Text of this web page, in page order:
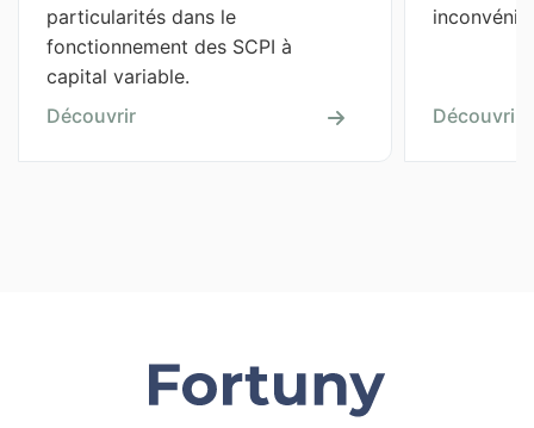
particularités dans le
fonctionnement des SCPI à
capital variable.
Découvrir
Découvrir